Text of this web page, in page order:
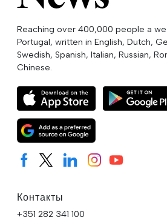
Reaching over 400,000 people a
Portugal, written in English, Dutch,
Swedish, Spanish, Italian, Russian,
Chinese.
Контакты
+351 282 341 100